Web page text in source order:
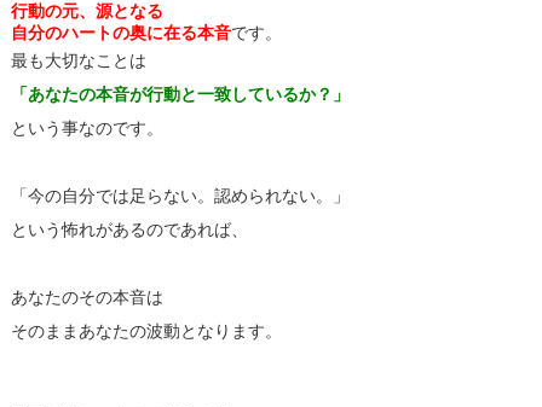
行動の元、源となる
自分のハートの奥に在る本音です。
最も大切なことは
「あなたの本音が行動と一致しているか？」
という事なのです。
「今の自分では足らない。認められない。」
という怖れがあるのであれば、
あなたのその本音は
そのままあなたの波動となります。